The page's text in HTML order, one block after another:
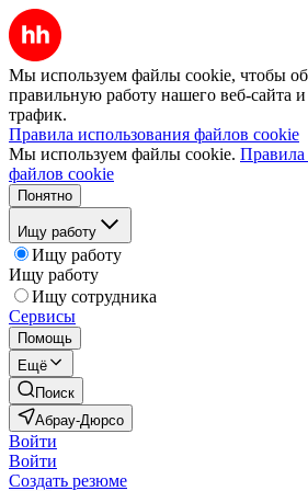
Мы используем файлы cookie, чтобы
правильную работу нашего веб-сайта и
трафик.
Правила использования файлов cookie
Мы используем файлы cookie. Правила
файлов cookie
Понятно
Ищу работу
Ищу работу
Ищу работу
Ищу сотрудника
Сервисы
Помощь
Ещё
Поиск
Абрау-Дюрсо
Войти
Войти
Создать резюме